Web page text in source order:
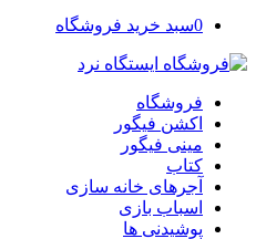
0سبد خرید فروشگاه
فروشگاه
اکشن فیگور
مینی فیگور
کتاب
آجرهای خانه سازی
اسباب بازی
پوشیدنی ها